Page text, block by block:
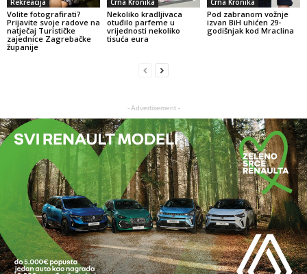
Volite fotografirati?
Prijavite svoje radove na
natječaj Turističke
zajednice Zagrebačke
županije
Nekoliko kradljivaca
otuđilo parfeme u
vrijednosti nekoliko
tisuća eura
Pod zabranom vožnje
izvan BiH uhićen 29-
godišnjak kod Mraclina
- Advertisement -